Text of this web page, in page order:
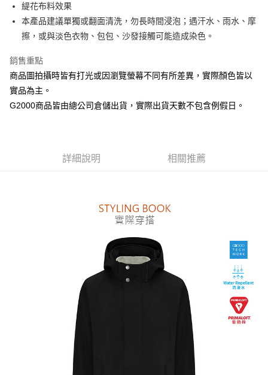
國泰世華商業銀行
臺灣中小企業銀行
台中商業銀行
匯豐（台灣）商業銀行
華泰商業銀行
聯邦商業銀行
遠東國際商業銀行
元大商業銀行
台新國際商業銀行
中國信託商業銀行
台灣樂天信用卡公司
街口支付
悠遊付
Google Pay
全盈+PAY
AFTEE先享後付
１．簡單：不需註冊會員、不需綁卡、不需儲值。
【「AFTEE先享後付」結帳流程】
１．於結帳方式選擇「AFTEE先享後付」後，將跳轉至「AFTEE先享後付」
２．訂單成立數日內，您將收到繳費通知簡訊。
３．收到繳費通知簡訊後14天內，點擊此簡訊中的連結，可透過四大超商／
ATM／網路銀行／等多元方式進行付款，方視為交易完成。
※ 請注意：結帳手續完成當下不需立刻繳費，但若您需要取消訂單，請聯絡
購買商品的店家。未經商家同意取消之訂單仍視為有效，需透過AFTEE先享
※ 交易是否成功請以「AFTEE先享後付 」之結帳頁面顯示為準，若有關於
是否繳費成功／繳費後需取消欲退款等相關疑問，請聯繫「AFTEE先享後付
https://netprotections.freshdesk.com/support/home
１．透過由恩沛科技股份有限公司提供之「AFTEE先享後付」服務完成之交
易，需依本服務之必要範圍內提供個人資料，並將交易相關給付款項請求債
每筆NT$80，滿NT$1,500(含以上)免運費
每筆NT$80，滿NT$1,500(含以上)免運費
每筆NT$80，滿NT$1,500(含以上)免運費
每筆NT$120，滿NT$1,500(含以上)免運費
緹花布料效果
本產品建議單獨或翻面清洗，勿長時間浸泡；遇汗水、雨水、摩
擦，或與淡色衣物、包包、沙發接觸可能造成染色。
銷售重點
商品圖拍攝時皆有打光或因瀏覽螢幕不同有所差異，實際顏色皆以
實品為主。
G2000商品皆由總公司倉儲出貨，實際出貨天數不包含例假日。
詳細說明 相關推薦